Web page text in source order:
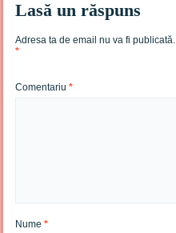
Lasă un răspuns
Adresa ta de email nu va fi publicată.
*
Comentariu*
Nume*